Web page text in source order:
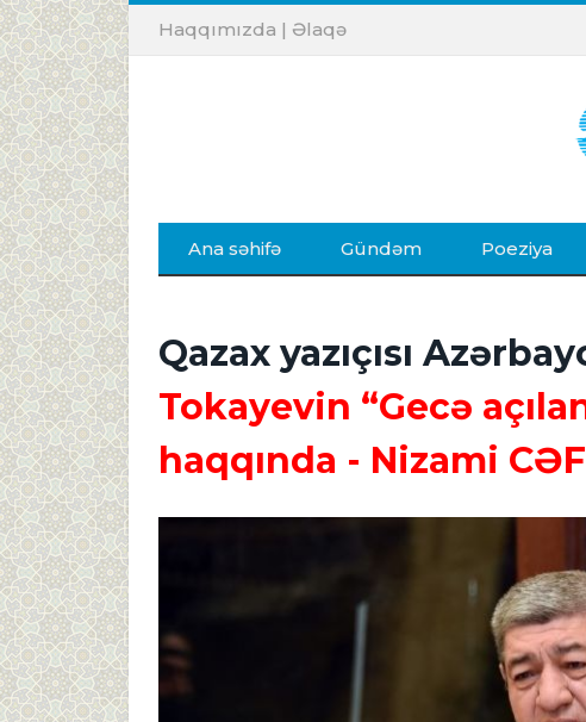
Haqqımızda | Əlaqə
Ana səhifə Gündəm Poeziya
Qazax yazıçısı
Tokayevin “Gecə
haqqında - Nizami